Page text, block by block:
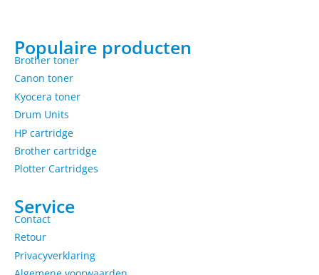
Populaire producten
Brother toner
Canon toner
Kyocera toner
Drum Units
HP cartridge
Brother cartridge
Plotter Cartridges
Service
Contact
Retour
Privacyverklaring